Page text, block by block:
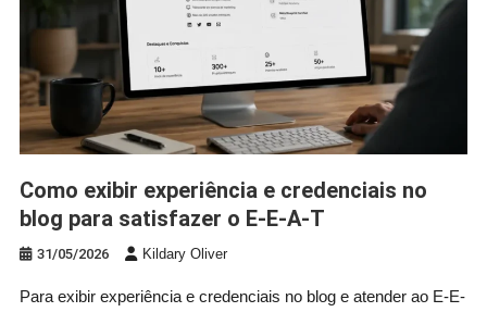
Como exibir experiência e credenciais no
blog para satisfazer o E-E-A-T
31/05/2026 Kildary Oliver
Para exibir experiência e credenciais no blog e atender ao E-E-